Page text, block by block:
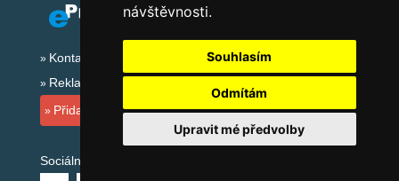
návštěvnosti.
Souhlasím
Odmítám
Upravit mé předvolby
Kontakt
Reklama
Přidat ubytovací zařízení
Sociální sítě: